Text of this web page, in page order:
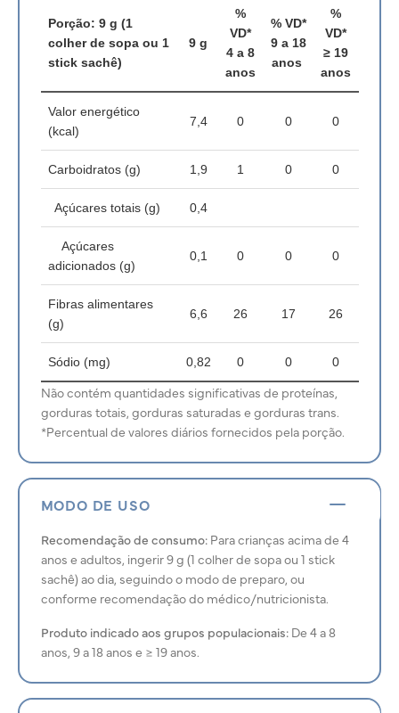
Porção: 9 g (1
colher de sopa ou 1
stick sachê)
9 g
%
VD*
4 a 8
anos
% VD*
9 a 18
anos
%
VD*
≥ 19
anos
Valor energético
(kcal)
7,4 0 0 0
Carboidratos (g) 1,9 1 0 0
Açúcares totais (g) 0,4
Açúcares
adicionados (g)
0,1 0 0 0
Fibras alimentares
(g)
6,6 26 17 26
Sódio (mg) 0,82 0 0 0
Não contém quantidades significativas de proteínas,
gorduras totais, gorduras saturadas e gorduras trans.
*Percentual de valores diários fornecidos pela porção.
MODO DE USO
Recomendação de consumo: Para crianças acima de 4
anos e adultos, ingerir 9 g (1 colher de sopa ou 1 stick
sachê) ao dia, seguindo o modo de preparo, ou
conforme recomendação do médico/nutricionista.
Produto indicado aos grupos populacionais:De 4 a 8
anos, 9 a 18 anos e ≥ 19 anos.